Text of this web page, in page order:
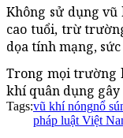
Không sử dụng
cao tuổi, trừ
dọa tính mạng,
Trong mọi trường
khí quân dụng gây
Tags:vũ khí nóngnổ
pháp luật Việt